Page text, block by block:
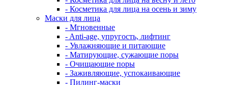
- Косметика для лица на осень и зиму
Маски для лица
- Мгновенные
- Anti-age, упругость, лифтинг
- Увлажняющие и питающие
- Матирующие, сужающие поры
- Очищающие поры
- Заживляющие, успокаивающие
- Пилинг-маски